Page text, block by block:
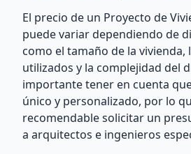
El precio de un Proyecto de
puede variar dependiendo de
como el tamaño de la vivienda,
utilizados y la complejidad del
importante tener en cuenta
único y personalizado, por lo
recomendable solicitar un
a arquitectos e ingenieros